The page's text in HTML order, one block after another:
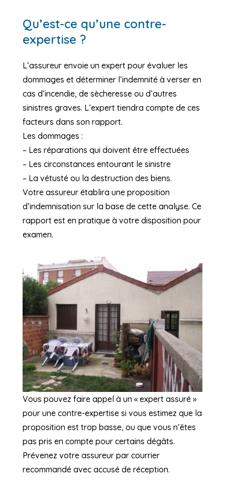
Qu’est-ce qu’une contre-
expertise ?
L’assureur envoie un expert pour évaluer les
dommages et déterminer l’indemnité à verser en
cas d’incendie, de sècheresse ou d’autres
sinistres graves. L’expert tiendra compte de ces
facteurs dans son rapport.
Les dommages :
– Les réparations qui doivent être effectuées
– Les circonstances entourant le sinistre
– La vétusté ou la destruction des biens.
Votre assureur établira une proposition
d’indemnisation sur la base de cette analyse. Ce
rapport est en pratique à votre disposition pour
examen.
Vous pouvez faire appel à un « expert assuré »
pour une contre-expertise si vous estimez que la
proposition est trop basse, ou que vous n’êtes
pas pris en compte pour certains dégâts.
Prévenez votre assureur par courrier
recommandé avec accusé de réception.